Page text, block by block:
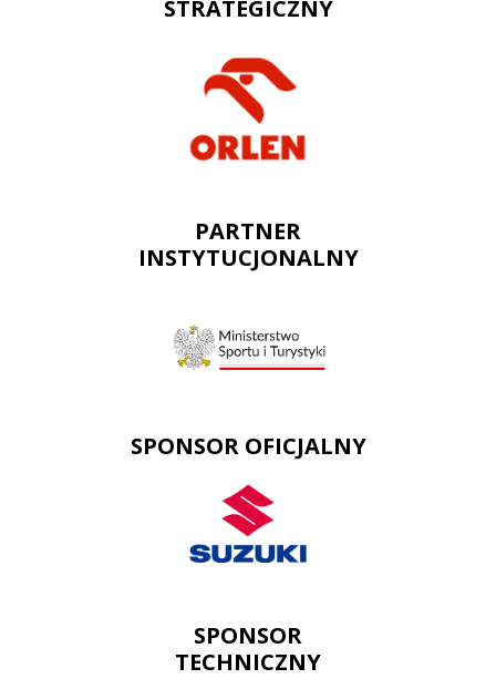
STRATEGICZNY
PARTNER
INSTYTUCJONALNY
SPONSOR OFICJALNY
SPONSOR
TECHNICZNY